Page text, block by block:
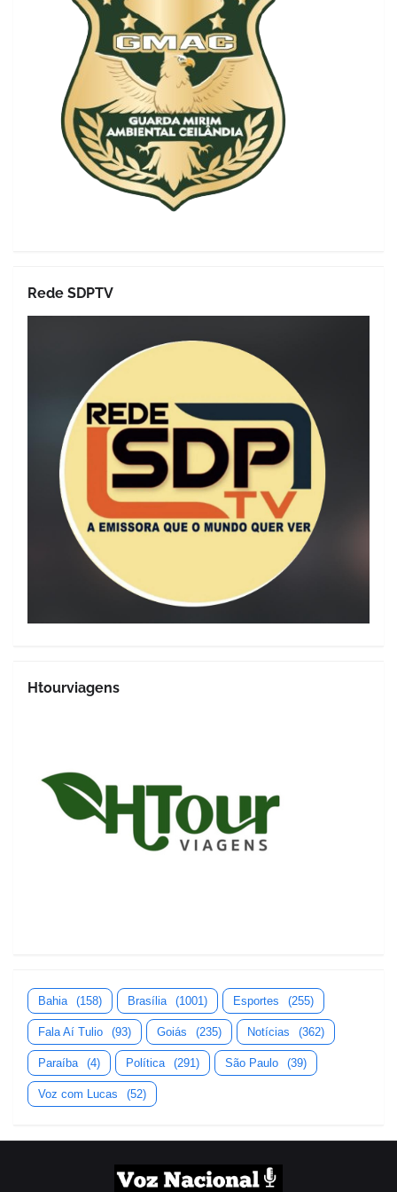
Rede SDPTV
Htourviagens
Bahia (158) Brasília (1001) Esportes (255)
Fala Aí Tulio (93) Goiás (235) Notícias (362)
Paraíba (4) Política (291) São Paulo (39)
Voz com Lucas (52)